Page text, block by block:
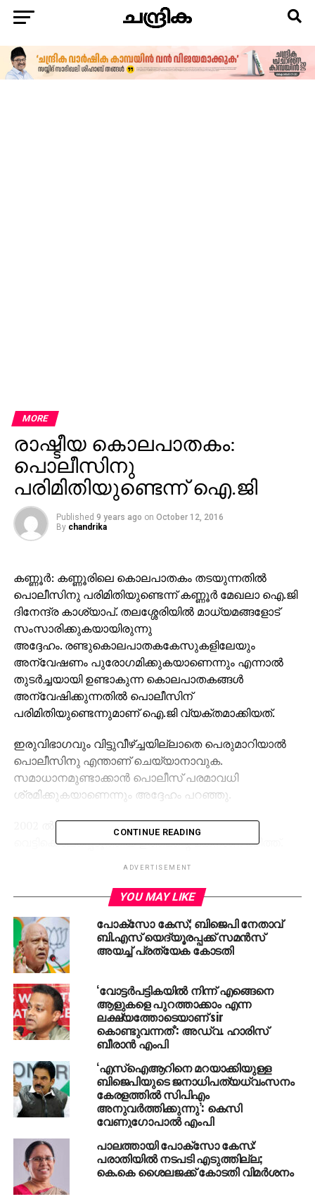
MORE
രാഷ്ടീയ കൊലപാതകം:
പൊലീസിനു
പരിമിതിയുണ്ടെന്ന് ഐ.ജി
Published 9 years ago on October 12, 2016
By chandrika
കണ്ണൂര്‍: കണ്ണൂരിലെ കൊലപാതകം തടയുന്നതില്‍
പൊലീസിനു പരിമിതിയുണ്ടെന്ന് കണ്ണൂര്‍ മേഖലാ ഐ.ജി
ദിനേന്ദ്ര കാശ്യാപ്. തലശ്ശേരിയില്‍ മാധ്യമങ്ങളോട്
സംസാരിക്കുകയായിരുന്നു
അദ്ദേഹം. രണ്ടുകൊലപാതകകേസുകളിലേയും
അന്വേഷണം പുരോഗമിക്കുകയാണെന്നും എന്നാല്‍
തുടര്‍ച്ചയായി ഉണ്ടാകുന്ന കൊലപാതകങ്ങള്‍
അന്വേഷിക്കുന്നതില്‍ പൊലീസിന്
പരിമിതിയുണ്ടെന്നുമാണ് ഐ.ജി വ്യക്തമാക്കിയത്.
ഇരുവിഭാഗവും വിട്ടുവീഴ്ച്ചയില്ലാതെ പെരുമാറിയാല്‍
പൊലീസിനു എന്താണ് ചെയ്യാനാവുക.
സമാധാനമുണ്ടാക്കാന്‍ പൊലീസ് പരമാവധി
ശ്രമിക്കുകയാണെന്നും അദ്ദേഹം പറഞ്ഞു.
2002 ല്‍ ചാവശേരിയില്‍ ബസിനുള്ളില്‍ വെച്ച്
വെട്ടിക്കൊലപ്പെടുത്തിയ ഉത്തമന്റെ മകനാണ് രമിത്ത്.
അരങ്ങേറിയത്.
RELATED TOPICS: BJP CPM IG KANNUR
POLITICS
RSS
UP NEXT
പട്ടിക്കുട്ടിയുടെ ‘ഉപാധിയില്ലാത്ത സ്‌നേഹം’;
അനുഷ്‌കയെ കൊട്ടി കോഹ്‌ലി ട്വിറ്ററില്‍
DON'T MISS
സ്‌റ്റൈലിഷ് ഡിസൈനും തകര്‍പ്പന്‍
ഫീച്ചറുകളുമായി ഓണര്‍ 8 എത്തി
CONTINUE READING
ADVERTISEMENT
YOU MAY LIKE
പോക്‌സോ കേസ്; ബിജെപി നേതാവ്
ബി.എസ് യെദ്യൂരപ്പക്ക് സമന്‍സ്
അയച്ച് പ്രത്യേക കോടതി
‘വോട്ടര്‍പട്ടികയില്‍ നിന്ന് എങ്ങെനെ
ആളുകളെ പുറത്താക്കാം എന്ന
ലക്ഷ്യത്തോടെയാണ് sir
കൊണ്ടുവന്നത്’: അഡ്വ. ഹാരിസ്
ബീരാൻ എംപി
‘എസ്‌ഐആറിനെ മറയാക്കിയുള്ള
ബിജെപിയുടെ ജനാധിപത്യധ്വംസനം
കേരളത്തില്‍ സിപിഎം
അനുവര്‍ത്തിക്കുന്നു’: കെസി
വേണുഗോപാല്‍ എംപി
പാലത്തായി പോക്സോ കേസ്:
പരാതിയില്‍ നടപടി എടുത്തില്ല;
കെ.കെ ശൈലജക്ക് കോടതി വിമര്‍ശനം